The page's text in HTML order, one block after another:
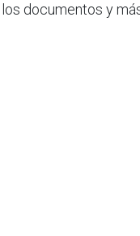
documentos y